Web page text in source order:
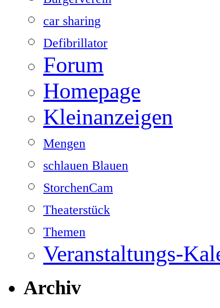
car sharing
Defibrillator
Forum
Homepage
Kleinanzeigen
Mengen
schlauen Blauen
StorchenCam
Theaterstück
Themen
Veranstaltungs-
Archiv